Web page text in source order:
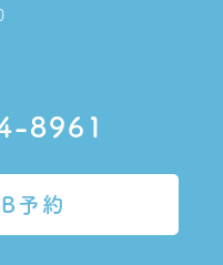
8961
予約